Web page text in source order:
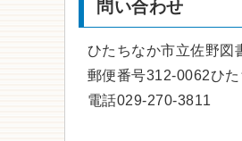
問い合わせ
ひたちなか市立佐野図
郵便番号312-0062ひ
電話029-270-3811